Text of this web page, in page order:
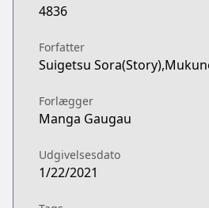
4836
Forfatter
Suigetsu
Forlægger
Manga Gaugau
Udgivelsesdato
1/22/2021